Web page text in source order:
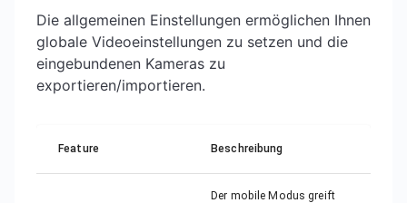
Die allgemeinen Einstellungen ermöglichen Ihnen
globale Videoeinstellungen zu setzen und die
eingebundenen Kameras zu
exportieren/importieren.
Feature Beschreibung
Der mobile Modus greift